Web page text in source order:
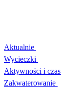
Aktualnie
Wycieczki
Aktywności i
Zakwaterowanie